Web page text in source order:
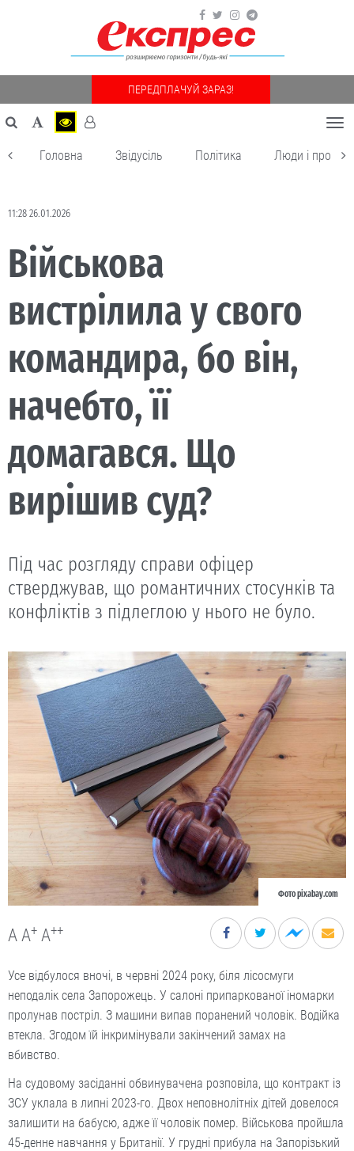
ПЕРЕДПЛАЧУЙ ЗАРАЗ!
Головна Звідусіль Політика Люди і
11:28 26.01.2026
Військова
вистрілила у свого
командира, бо він,
начебто, її
домагався. Що
вирішив суд?
Під час розгляду справи офіцер
стверджував, що романтичних стосунків та
конфліктів з підлеглою у нього не було.
Фото pixabay.com
A A+ A++
Усе відбулося вночі, в червні 2024 року, біля лісосмуги
неподалік села Запорожець. У салоні припаркованої іномарки
пролунав постріл. З машини випав поранений чоловік. Водійка
втекла. Згодом їй інкримінували закінчений замах на
вбивство.
На судовому засіданні обвинувачена розповіла, що контракт із
ЗСУ уклала в липні 2023-го. Двох неповнолітніх дітей довелося
залишити на бабусю, адже її чоловік помер. Військова пройшла
45-денне навчання у Британії. У грудні прибула на Запорізький